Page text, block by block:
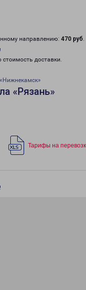
направлению: 470 руб.
стоимость доставки.
«Рязань»
Тарифы на